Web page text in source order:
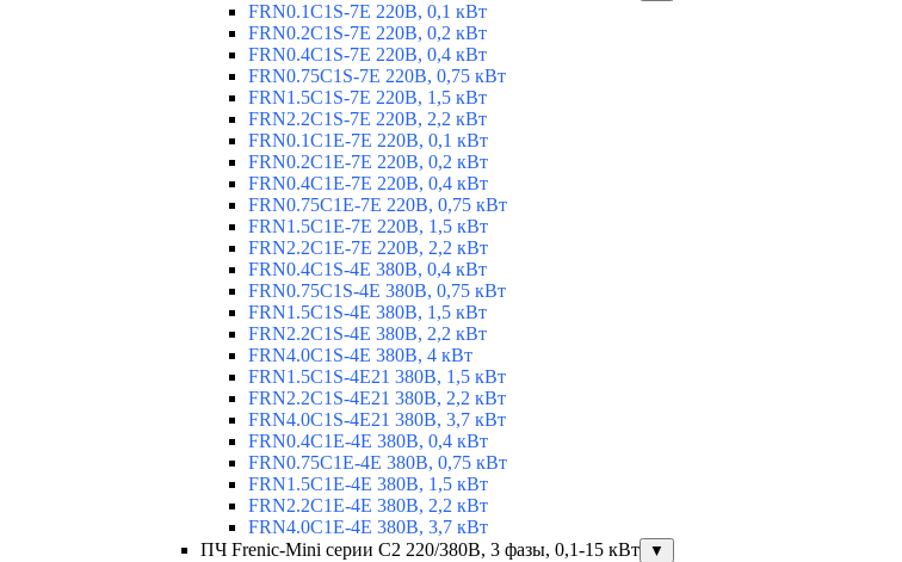
FRN0.1C1S-7E 220В, 0,1 кВт
FRN0.2C1S-7E 220В, 0,2 кВт
FRN0.4C1S-7E 220В, 0,4 кВт
FRN0.75C1S-7E 220В, 0,75 кВт
FRN1.5C1S-7E 220В, 1,5 кВт
FRN2.2C1S-7E 220В, 2,2 кВт
FRN0.1C1E-7E 220В, 0,1 кВт
FRN0.2C1E-7E 220В, 0,2 кВт
FRN0.4C1E-7E 220В, 0,4 кВт
FRN0.75C1E-7E 220В, 0,75 кВт
FRN1.5C1E-7E 220В, 1,5 кВт
FRN2.2C1E-7E 220В, 2,2 кВт
FRN0.4C1S-4E 380В, 0,4 кВт
FRN0.75C1S-4E 380В, 0,75 кВт
FRN1.5C1S-4E 380В, 1,5 кВт
FRN2.2C1S-4E 380В, 2,2 кВт
FRN4.0C1S-4E 380В, 4 кВт
FRN1.5C1S-4E21 380В, 1,5 кВт
FRN2.2C1S-4E21 380В, 2,2 кВт
FRN4.0C1S-4E21 380В, 3,7 кВт
FRN0.4C1E-4E 380В, 0,4 кВт
FRN0.75C1E-4E 380В, 0,75 кВт
FRN1.5C1E-4E 380В, 1,5 кВт
FRN2.2C1E-4E 380В, 2,2 кВт
FRN4.0C1E-4E 380В, 3,7 кВт
ПЧ Frenic-Mini серии С2 220/380В, 3 фазы, 0,1-15 кВт
▼